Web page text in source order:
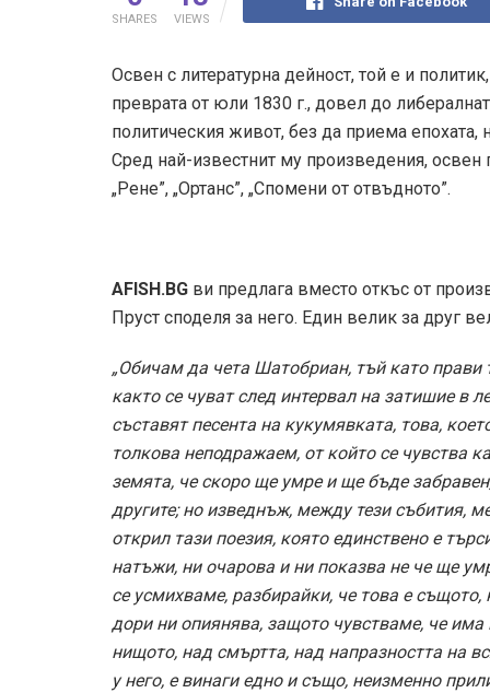
SHARES VIEWS
Освен с литературна дейност, той е и
преврата от юли 1830 г., довел до
политическия живот, без да приема епохата,
Сред най-известнит му произведения, освен
„Рене”, „Ортанс”, „Спомени от отвъдното”.
AFISH.BG ви предлага вместо откъс от
Пруст споделя за него. Един велик за друг
„Обичам да чета Шатобриан, тъй като прави
както се чуват след интервал на затишие в
съставят песента на кукумявката, това,
толкова неподражаем, от който се чувства
земята, че скоро ще умре и ще бъде
другите; но изведнъж, между тези събития,
открил тази поезия, която единствено е
натъжи, ни очарова и ни показва не че ще
се усмихваме, разбирайки, че това е
дори ни опиянява, защото чувстваме, че
нищото, над смъртта, над напразността на
у него, е винаги едно и също, неизменно